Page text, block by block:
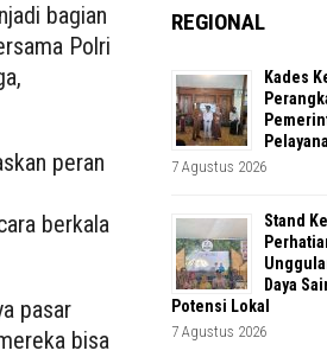
bagian
Polri
peran
berkala
pasar
bisa
REGIONAL
Kades
7 Agustus 2026
Stand
Daya
Potensi Lokal
7 Agustus 2026